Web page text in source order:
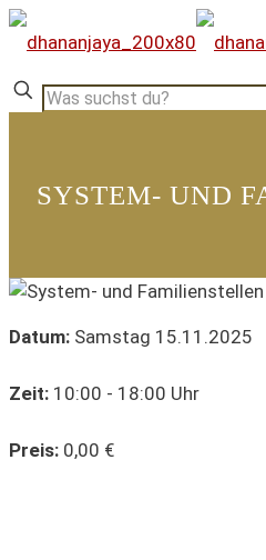
SYSTEM- UND
Datum: Samstag 15.11.2025
Zeit: 10:00 - 18:00 Uhr
Preis: 0,00 €